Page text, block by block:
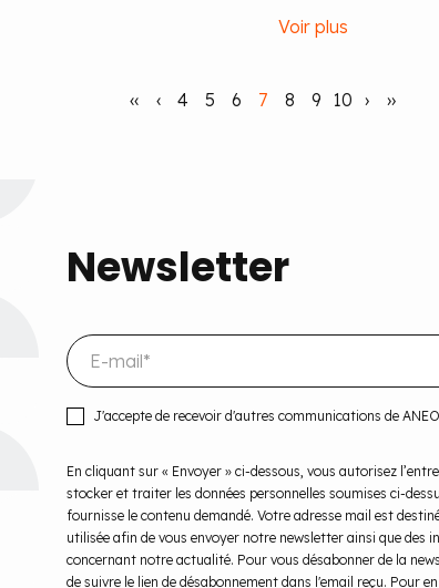
Voir plus
‹‹ ‹ 4 5 6 7 8 9 10 › ››
Newsletter
J'accepte de recevoir d'autres communications de
En cliquant sur « Envoyer » ci-dessous, vous autorisez
stocker et traiter les données personnelles soumises ci-
fournisse le contenu demandé. Votre adresse mail est
utilisée afin de vous envoyer notre newsletter ainsi que des
concernant notre actualité. Pour vous désabonner de la
de suivre le lien de désabonnement dans l'email reçu. Pour